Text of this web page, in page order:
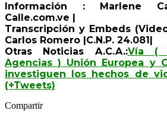
Información : Marlene
Calle.com.ve |
Transcripción y Embeds
Carlos Romero |C.N.P. 24.081|
Otras Noticias A.C.A.:Vía (
Agencias ) Unión Europea y
investiguen los hechos de
(+Tweets)
Compartir